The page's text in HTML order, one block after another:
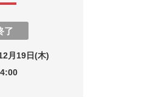
了
月19日(木)